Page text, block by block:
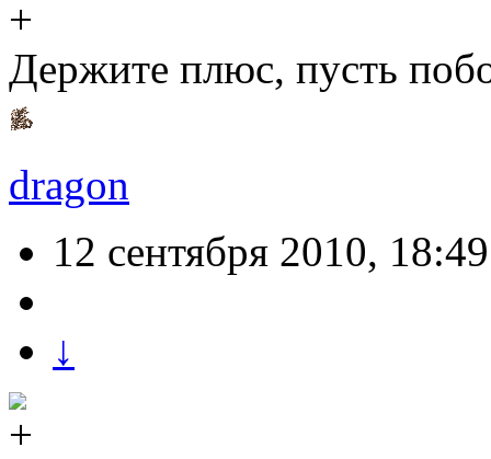
Держите плюс, пусть
dragon
12 сентября 2010, 18:49
↓